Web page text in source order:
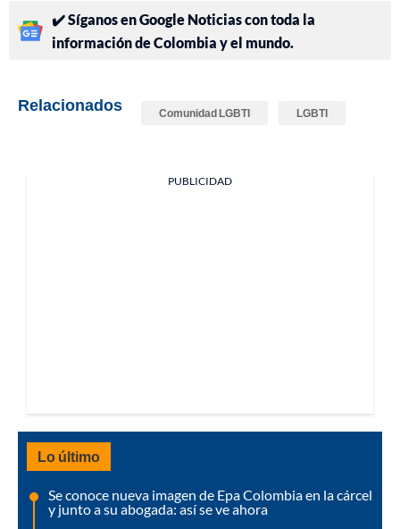
✔️ Síganos en Google Noticias con toda la
información de Colombia y el mundo.
Relacionados Comunidad LGBTI LGBTI
PUBLICIDAD
Lo último
Se conoce nueva imagen de Epa Colombia en la cárcel
y junto a su abogada: así se ve ahora